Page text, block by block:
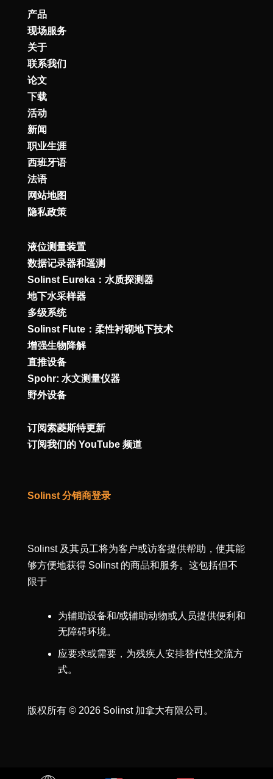
产品
现场服务
关于
联系我们
论文
下载
活动
新闻
职业生涯
西班牙语
法语
网站地图
隐私政策
液位测量装置
数据记录器和遥测
Solinst Eureka：水质探测器
地下水采样器
多级系统
Solinst Flute：柔性衬砌地下技术
增强生物降解
直推设备
Spohr: 水文测量仪器
野外设备
订阅索菱斯特更新
订阅我们的 YouTube 频道
Solinst 分销商登录
Solinst 及其员工将为客户或访客提供帮助，使其能
够方便地获得 Solinst 的商品和服务。这包括但不
限于
为辅助设备和/或辅助动物或人员提供便利和
无障碍环境。
应要求或需要，为残疾人安排替代性交流方
式。
版权所有 © 2026 Solinst 加拿大有限公司。